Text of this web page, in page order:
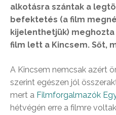
alkotásra szántak a
befektetés (a film
kijelenthetjük)
film lett a Kincsem. Sőt,
A Kincsem nemcsak azért
szerint egészen jól
mert a Filmforgalmazók
hétvégén erre a filmre